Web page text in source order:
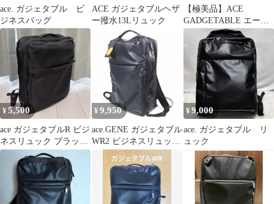
ace. ガジェタブル ビ
ジネスバッグ
ACE ガジェタブルヘザ
ー撥水13Lリュック
【極美品】ACE
GADGETABLE エース
リュックサック デイパ
ック
¥5,500
ace ガジェタブルR ビジ
ネスリュック ブラック
14.0インチPC
¥ 9,950
ace.GENE ガジェタブル
WR2 ビジネスリュック
B4サイズ ネイビー
¥9,000
ace. ガジェタブル リ
ュック